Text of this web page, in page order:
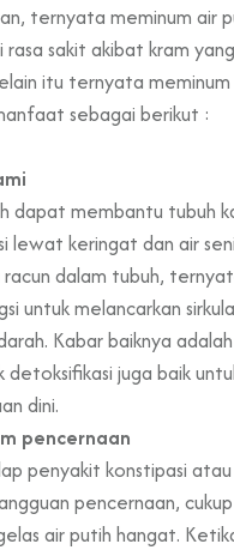
ternyata meminum air
rasa sakit akibat kram
itu ternyata
sebagai berikut :
dapat membantu tubuh
lewat keringat dan air
dalam tubuh,
untuk melancarkan
Kabar baiknya adalah
juga baik
dini.
pencernaan
penyakit konstipasi atau
pencernaan,
air putih hangat.